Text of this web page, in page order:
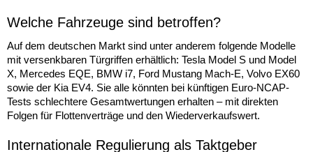
Welche Fahrzeuge sind betroffen?
Auf dem deutschen Markt sind unter anderem folgende Modelle
mit versenkbaren Türgriffen erhältlich: Tesla Model S und Model
X, Mercedes EQE, BMW i7, Ford Mustang Mach-E, Volvo EX60
sowie der Kia EV4. Sie alle könnten bei künftigen Euro-NCAP-
Tests schlechtere Gesamtwertungen erhalten – mit direkten
Folgen für Flottenverträge und den Wiederverkaufswert.
Internationale Regulierung als Taktgeber